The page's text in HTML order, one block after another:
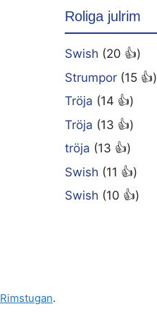
Roliga julrim
Swish (20 👍)
Strumpor (15 👍)
Tröja (14 👍)
Tröja (13 👍)
tröja (13 👍)
Swish (11 👍)
Swish (10 👍)
Rimstugan.